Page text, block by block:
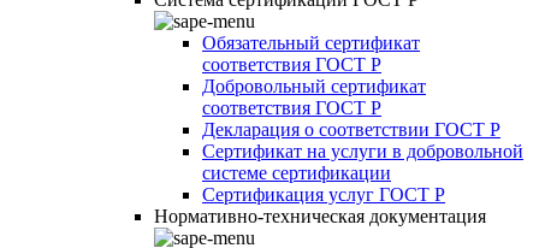
Обязательный сертификат
соответствия ГОСТ Р
Добровольный сертификат
соответствия ГОСТ Р
Декларация о соответствии ГОСТ Р
Сертификат на услуги в добровольной
системе сертификации
Сертификация услуг ГОСТ Р
Нормативно-техническая документация